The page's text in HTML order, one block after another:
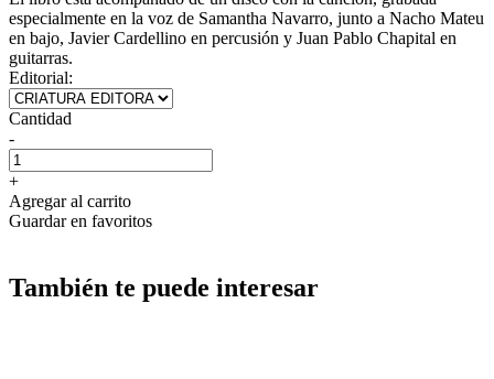
especialmente en la voz de Samantha Navarro, junto a Nacho Mateu
en bajo, Javier Cardellino en percusión y Juan Pablo Chapital en
guitarras.
Editorial:
Cantidad
-
+
Agregar al carrito
Guardar en favoritos
También te puede interesar